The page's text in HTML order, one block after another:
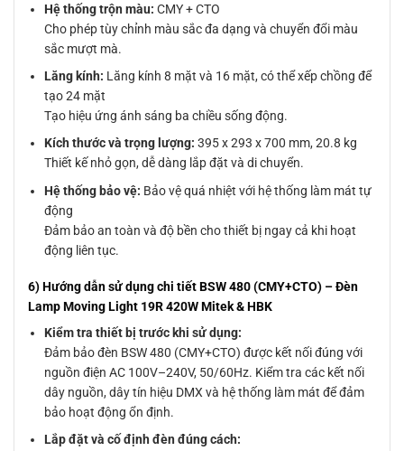
Hệ thống trộn màu: CMY + CTO
Cho phép tùy chỉnh màu sắc đa dạng và chuyển đổi màu
sắc mượt mà.
Lăng kính: Lăng kính 8 mặt và 16 mặt, có thể xếp chồng để
tạo 24 mặt
Tạo hiệu ứng ánh sáng ba chiều sống động.
Kích thước và trọng lượng: 395 x 293 x 700 mm, 20.8 kg
Thiết kế nhỏ gọn, dễ dàng lắp đặt và di chuyển.
Hệ thống bảo vệ: Bảo vệ quá nhiệt với hệ thống làm mát tự
động
Đảm bảo an toàn và độ bền cho thiết bị ngay cả khi hoạt
động liên tục.
6) Hướng dẫn sử dụng chi tiết BSW 480 (CMY+CTO) – Đèn
Lamp Moving Light 19R 420W Mitek & HBK
Kiểm tra thiết bị trước khi sử dụng:
Đảm bảo đèn BSW 480 (CMY+CTO) được kết nối đúng với
nguồn điện AC 100V–240V, 50/60Hz. Kiểm tra các kết nối
dây nguồn, dây tín hiệu DMX và hệ thống làm mát để đảm
bảo hoạt động ổn định.
Lắp đặt và cố định đèn đúng cách: